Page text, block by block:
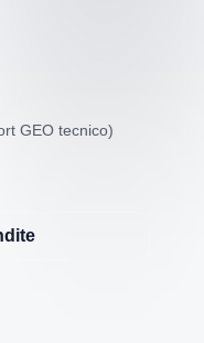
GEO tecnico)